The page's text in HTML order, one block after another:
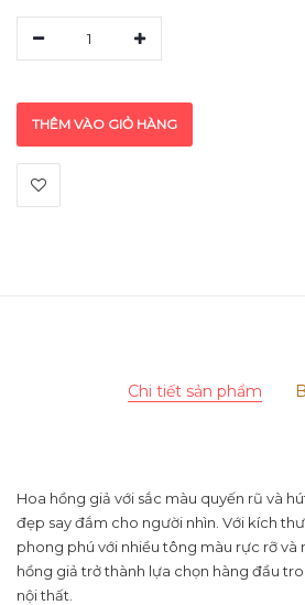
1
THÊM VÀO GIỎ HÀNG
Chi tiết sản phẩm
Hoa hồng giả với sắc màu quyến rũ và
đẹp say đắm cho người nhìn. Với kích
phong phú với nhiều tông màu rực rỡ và
hồng giả trở thành lựa chọn hàng đầu
nội thất.